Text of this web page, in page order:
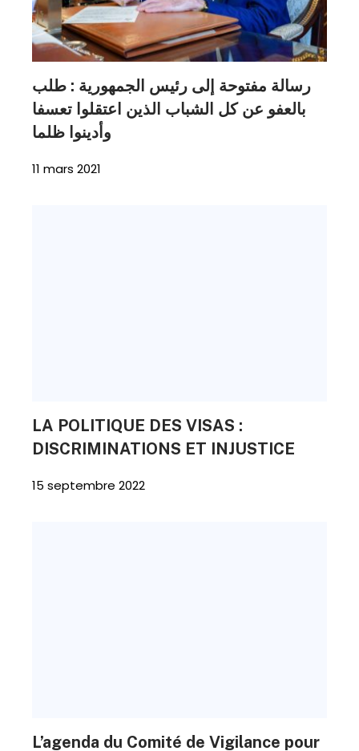
رسالة مفتوحة إلى رئيس الجمهورية : طلب
بالعفو عن كل الشباب الذين اعتقلوا تعسفا
وأدينوا ظلما
11 mars 2021
LA POLITIQUE DES VISAS :
DISCRIMINATIONS ET INJUSTICE
15 septembre 2022
L’agenda du Comité de Vigilance pour